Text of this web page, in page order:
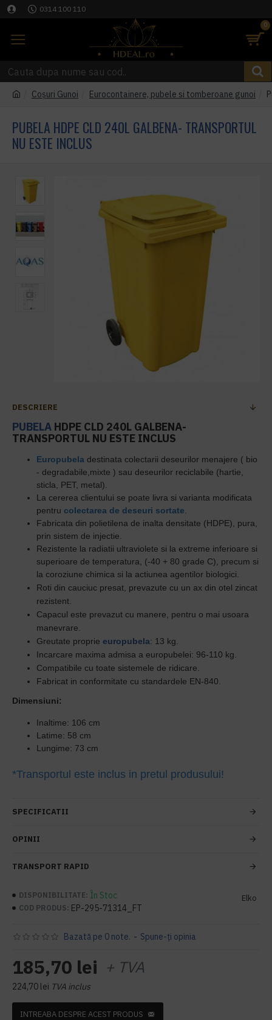
0314 100 110
0
Coşuri Gunoi Eurocontainere, pubele si tomberoane gunoi
PUBELA HDPE CLD 240L GALBENA- TRANSPORTUL
NU ESTE INCLUS
DESCRIERE
PUBELA HDPE CLD 240L GALBENA-
TRANSPORTUL NU ESTE INCLUS
Europubela destinata colectarii deseurilor menajere ( bio
- degradabile,mixte ) sau deseurilor reciclabile (hartie,
sticla, PET, metal).
La cererea clientului se poate livra si varianta modificata
pentru colectarea de deseuri sortate
Fabricata din polietilena de inalta densitate (HDPE), pura,
prin sistem de injectie.
Rezistente la radiatii ultraviolete si la extreme inferioare si
superioare de temperatura, (-40 + 80 grade C), precum si
la coroziune chimica si la actiunea agentilor biologici.
Roti din cauciuc presat, prevazute cu un ax din otel zincat
rezistent.
Capacul este prevazut cu manere, pentru o mai usoara
manevrare.
Greutate proprie europubela: 13 kg.
Incarcare maxima admisa a europubelei: 96-110 kg.
Compatibile cu toate sistemele de ridicare.
Fabricat in conformitate cu standardele EN-840.
Dimensiuni:
Inaltime: 106 cm
Latime: 58 cm
Lungime: 73 cm
*Transportul este inclus in pretul produsului!
SPECIFICATII
OPINII
TRANSPORT RAPID
DISPONIBILITATE: În Stoc
COD PRODUS: EP-295-71314_FT
Elko
Bazată pe 0 note. - Spune-ţi opinia
185,70 lei + TVA
224,70 lei TVA inclus
INTREABA DESPRE ACEST PRODUS